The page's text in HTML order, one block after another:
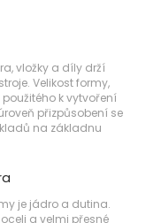
vložky a díly drží
Velikost formy,
k vytvoření
přizpůsobení se
na základnu
je jádro a dutina.
a velmi přesné